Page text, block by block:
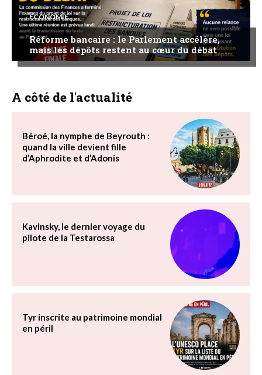
ECONOMIE
Réforme bancaire : le Parlement accélère,
mais les dépôts restent au cœur du débat
A côté de l'actualité
Béroé, la nymphe de Beyrouth :
quand la ville devient fille
d’Aphrodite et d’Adonis
Kavinsky, le dernier voyage du
pilote de la Testarossa
Tyr inscrite au patrimoine mondial
en péril